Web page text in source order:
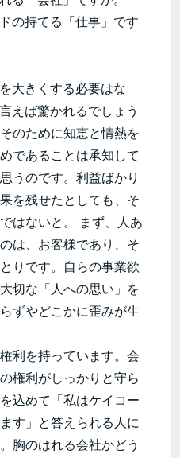
の持てる「仕事」です
を大きくする必要はな
えば驚かれるでしょう
のために知恵と情熱を
であることは承知して
うのです。利益ばかり
を残せたとしても、そ
はないと。 まず、人あ
は、お客様であり、そ
りです。自らの事業欲
切な「人への思い」を
ずやどこかに歪みが生
利を持っています。会
権利がしっかりと守ら
込めて「私はケイコー
す」と答えられる人に
胸のはれる会社かどう